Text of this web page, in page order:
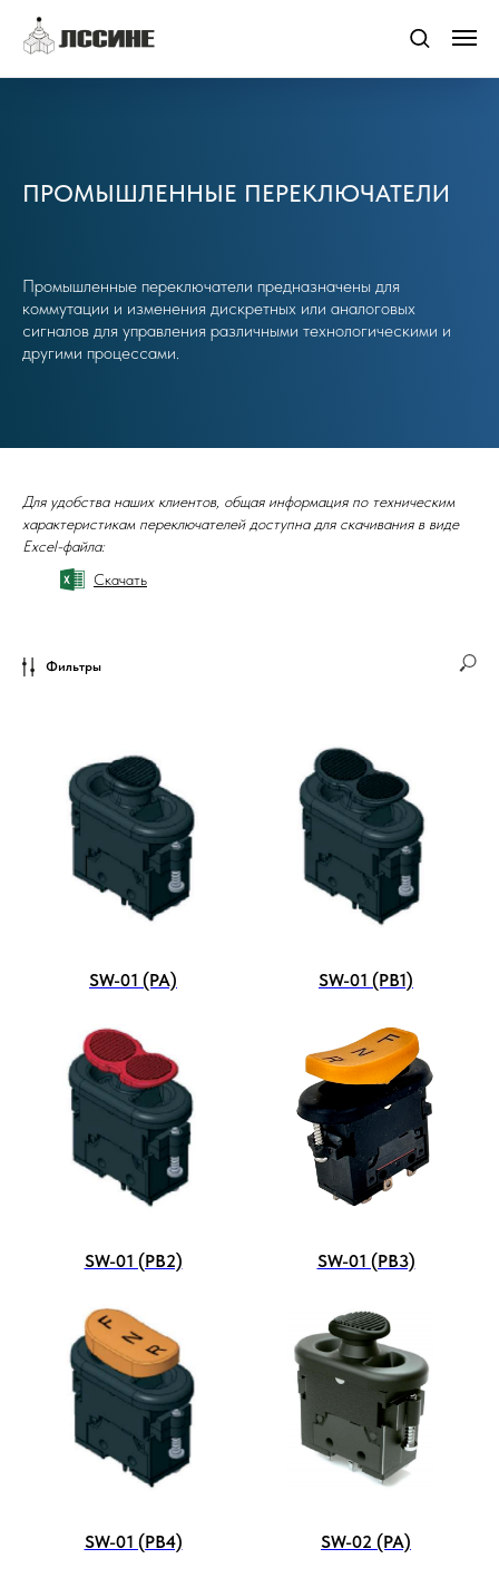
ПРОМЫШЛЕННЫЕ ПЕРЕКЛЮЧАТЕЛИ
Промышленные переключатели предназначены для
коммутации и изменения дискретных или аналоговых
сигналов для управления различными технологическими и
другими процессами.
Для удобства наших клиентов, общая информация по техническим
характеристикам переключателей доступна для скачивания в виде
Excel-файла:
Скачать
Фильтры
SW-01 (PA) SW-01 (PB1)
SW-01 (PB2) SW-01 (PB3)
SW-01 (PB4) SW-02 (PA)